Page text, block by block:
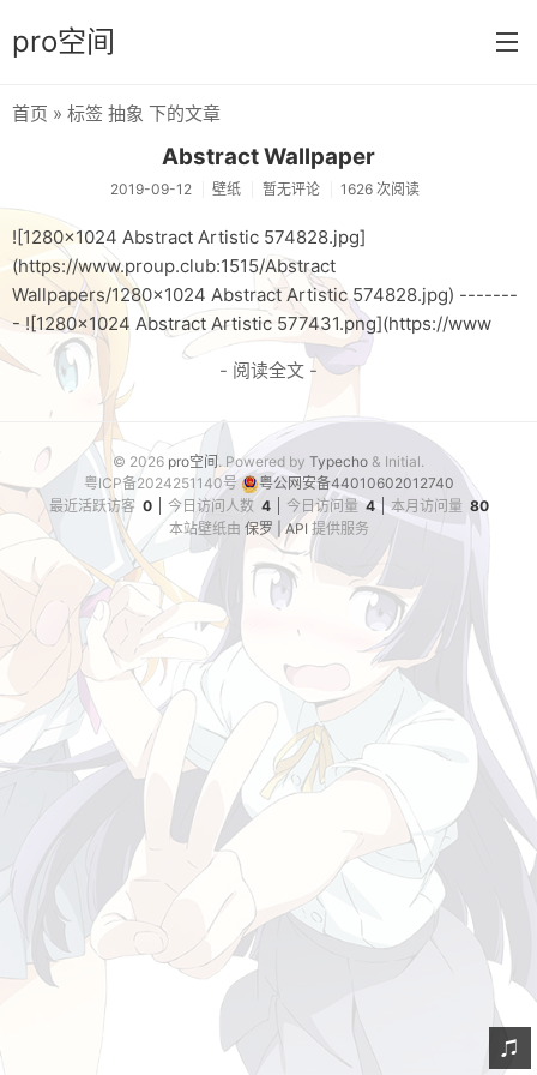
pro空间
分类
日常
笔记
音乐
壁纸
技巧
实验
摘录
链接
轻语
留言
订阅
虫洞
首页 » 标签 抽象 下的文章
Abstract Wallpaper
2019-09-12 壁纸 暂无评论 1626 次阅读
![1280x1024 Abstract Artistic 574828.jpg]
(https://www.proup.club:1515/Abstract
Wallpapers/1280x1024 Abstract Artistic 574828.jpg) -------
- ![1280x1024 Abstract Artistic 577431.png](https://www
- 阅读全文 -
© 2026 pro空间. Powered by Typecho & Initial.
粤ICP备2024251140号
粤公网安备44010602012740
最近活跃访客 0 今日访问人数 4 今日访问量 4 本月访问量 80
本站壁纸由 保罗 | API 提供服务